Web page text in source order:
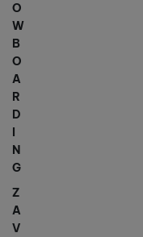
O
W
B
O
A
R
D
N
G
Z
A
V